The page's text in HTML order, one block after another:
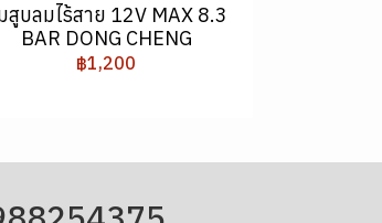
สูบลมไร้สาย 12V MAX 8.3
BAR DONG CHENG
฿1,200